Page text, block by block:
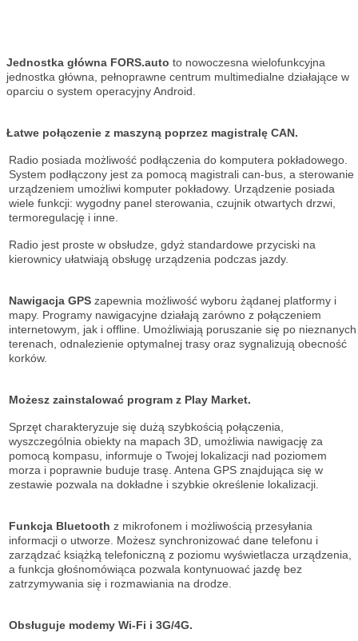
Jednostka główna FORS.auto to nowoczesna wielofunkcyjna
jednostka główna, pełnoprawne centrum multimedialne działające w
oparciu o system operacyjny Android.
Łatwe połączenie z maszyną poprzez magistralę CAN.
Radio posiada możliwość podłączenia do komputera pokładowego.
System podłączony jest za pomocą magistrali can-bus, a sterowanie
urządzeniem umożliwi komputer pokładowy. Urządzenie posiada
wiele funkcji: wygodny panel sterowania, czujnik otwartych drzwi,
termoregulację i inne.
Radio jest proste w obsłudze, gdyż standardowe przyciski na
kierownicy ułatwiają obsługę urządzenia podczas jazdy.
Nawigacja GPS zapewnia możliwość wyboru żądanej platformy i
mapy. Programy nawigacyjne działają zarówno z połączeniem
internetowym, jak i offline. Umożliwiają poruszanie się po nieznanych
terenach, odnalezienie optymalnej trasy oraz sygnalizują obecność
korków.
Możesz zainstalować program z Play Market.
Sprzęt charakteryzuje się dużą szybkością połączenia,
wyszczególnia obiekty na mapach 3D, umożliwia nawigację za
pomocą kompasu, informuje o Twojej lokalizacji nad poziomem
morza i poprawnie buduje trasę. Antena GPS znajdująca się w
zestawie pozwala na dokładne i szybkie określenie lokalizacji.
Funkcja Bluetooth z mikrofonem i możliwością przesyłania
informacji o utworze. Możesz synchronizować dane telefonu i
zarządzać książką telefoniczną z poziomu wyświetlacza urządzenia,
a funkcja głośnomówiąca pozwala kontynuować jazdę bez
zatrzymywania się i rozmawiania na drodze.
Obsługuje modemy Wi-Fi i 3G/4G.